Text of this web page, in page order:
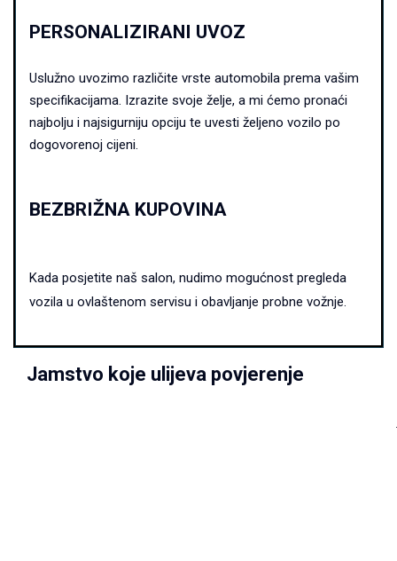
PERSONALIZIRANI UVOZ
Uslužno uvozimo različite vrste automobila prema vašim
specifikacijama. Izrazite svoje želje, a mi ćemo pronaći
najbolju i najsigurniju opciju te uvesti željeno vozilo po
dogovorenoj cijeni.
BEZBRIŽNA KUPOVINA
Kada posjetite naš salon, nudimo mogućnost pregleda
vozila u ovlaštenom servisu i obavljanje probne vožnje.
Jamstvo koje ulijeva povjerenje